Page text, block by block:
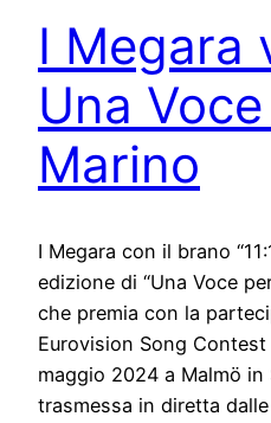
I Megara
Una
Marino
I Megara con il brano
edizione di “Una Voce
che premia con la
Eurovision Song Contest
maggio 2024 a Malmö in
trasmessa in diretta